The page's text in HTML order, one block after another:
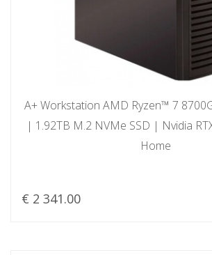
A+ Workstation AMD Ryzen™ 7
| 1.92TB M.2 NVMe SSD | Nvidia
Home
€ 2 341.00